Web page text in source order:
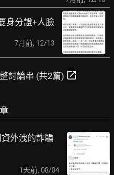
身分證+人臉
7月前, 12/13
討論串 (共2篇) open_in_new
外洩的詐騙
1天前, 08/04